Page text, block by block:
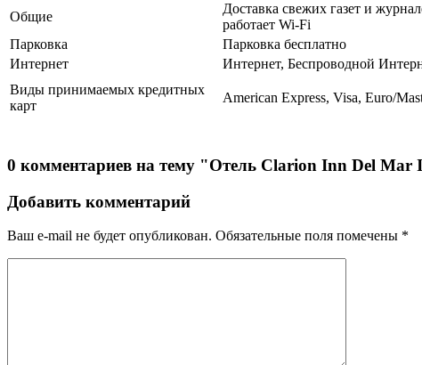
Общие
Доставка свежих газет и
работает Wi-Fi
Парковка
Парковка бесплатно
Интернет
Интернет, Беспроводной
Виды принимаемых кредитных
карт
American Express, Visa, Euro/
0 комментариев на тему "Отель Clarion Inn Del
Добавить комментарий
Ваш e-mail не будет опубликован. Обязательные поля помечены *